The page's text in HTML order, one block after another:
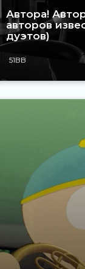
Автора!
авторов
дуэтов)
51BB